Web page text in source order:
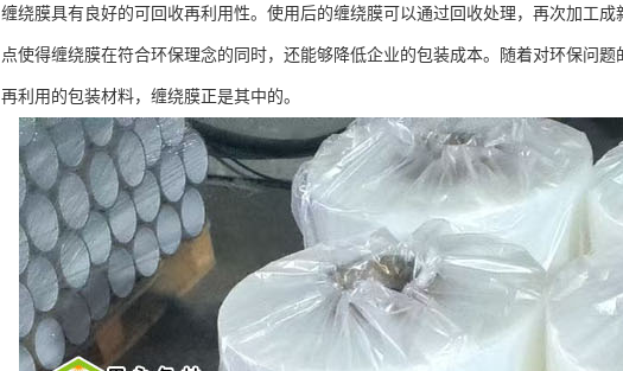
缠绕膜具有良好的可回收再利用性。使用后的缠绕膜可以通过回收处理，再次加工
点使得缠绕膜在符合环保理念的同时，还能够降低企业的包装成本。随着对环保问
再利用的包装材料，缠绕膜正是其中的。